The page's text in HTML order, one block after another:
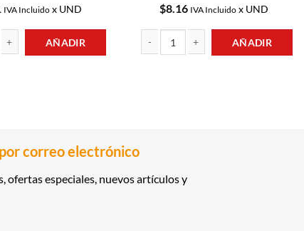
IVA Incluidox UND
AÑADIR
$8.16 IVA Incluidox UND
AÑADIR
correo electrónico
ofertas especiales, nuevos artículos y